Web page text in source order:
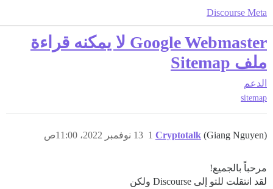
Discourse Meta
Google Webmaster لا يمكنه قراءة
ملف Sitemap
الدعم
sitemap
Cryptotalk (Giang Nguyen) 13 نوفمبر 2022، 11:00ص 1
مرحباً بالجميع!
لقد انتقلت للتو إلى Discourse ولكن